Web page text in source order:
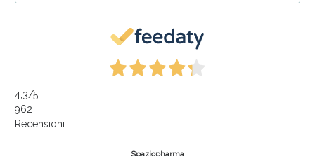
4,3/5
962
Recensioni